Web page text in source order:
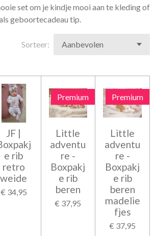
set om je kindje mooi aan te kleding of
geboortecadeau tip.
Sorteer:
JF |
e rib
retro
weide
€ 34,95
Premium
Little
adventu
re -
Boxpakj
e rib
beren
€ 37,95
Premium
Little
adventu
re -
Boxpakj
e rib
beren
madelie
fjes
€ 37,95